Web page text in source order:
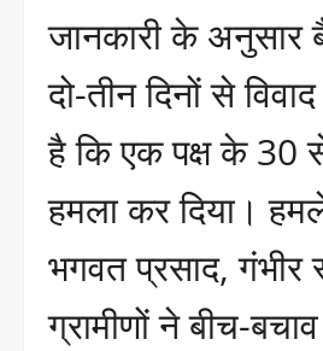
जानकारी के अनुसार
दो-तीन दिनों से
है कि एक पक्ष के 30
हमला कर दिया।
भगवत प्रसाद,
ग्रामीणों ने बीच-